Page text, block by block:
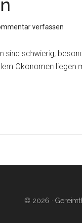
verfassen
sind schwierig,
Ökonomen liegen
© 2026 ·